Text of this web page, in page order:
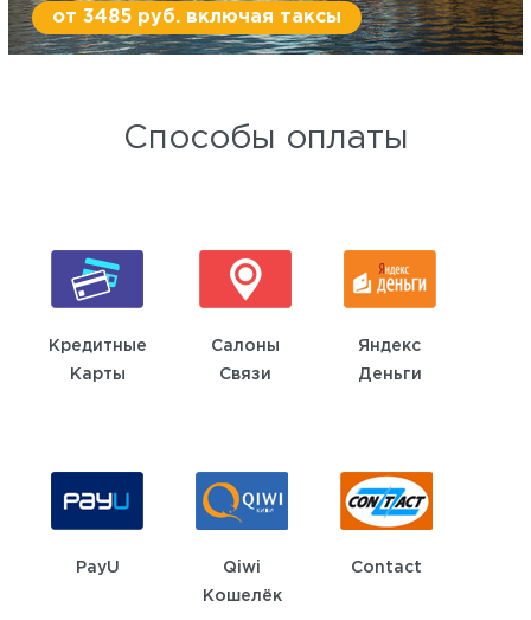
от 3485 руб. включая таксы
Способы оплаты
Кредитные
Карты
Салоны
Связи
Яндекс
Деньги
PayU
Qiwi
Кошелёк
Contact